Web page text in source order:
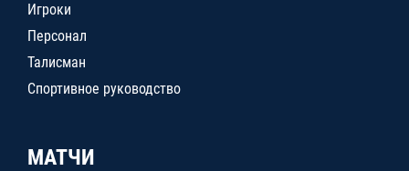
Игроки
Персонал
Талисман
Спортивное руководство
МАТЧИ